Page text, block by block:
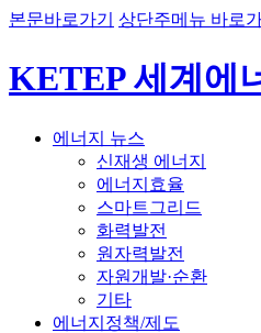
본문바로가기 상단주메뉴 바로가
KETEP 세계에
에너지 뉴스
신재생 에너지
에너지효율
스마트그리드
화력발전
원자력발전
자원개발·순환
기타
에너지정책/제도